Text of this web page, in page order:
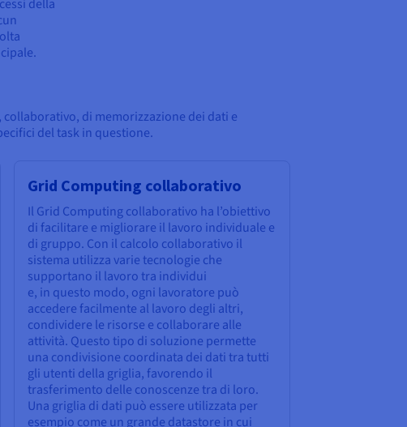
della
di memorizzazione dei dati e
del task in questione.
Grid Computing collaborativo
Il Grid Computing collaborativo ha l’obiettivo
di facilitare e migliorare il lavoro individuale e
di gruppo. Con il calcolo collaborativo il
sistema utilizza varie tecnologie che
supportano il lavoro tra individui
e, in questo modo, ogni lavoratore può
accedere facilmente al lavoro degli altri,
condividere le risorse e collaborare alle
attività. Questo tipo di soluzione permette
una condivisione coordinata dei dati tra tutti
gli utenti della griglia, favorendo il
trasferimento delle conoscenze tra di loro.
Una griglia di dati può essere utilizzata per
esempio come un grande datastore in cui